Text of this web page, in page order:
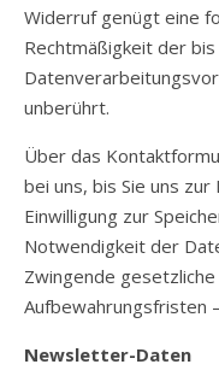
Widerruf genügt eine
Rechtmäßigkeit der
unberührt.
Über das
bei uns, bis Sie uns
Einwilligung zur
Notwendigkeit der
Zwingende
Aufbewahrungsfristen
Newsletter-Daten